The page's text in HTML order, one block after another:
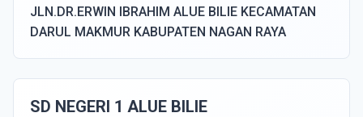
JLN.DR.ERWIN IBRAHIM ALUE BILIE KECAMATAN
DARUL MAKMUR KABUPATEN NAGAN RAYA
SD NEGERI 1 ALUE BILIE